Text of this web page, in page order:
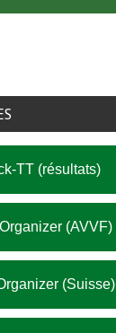
TT (résultats)
(AVVF)
(Suisse)